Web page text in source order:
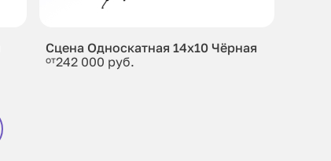
Сцена Односкатная 14x10 Чёрная
от242 000 руб.